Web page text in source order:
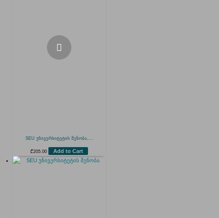
SEU უნივერსიტეტის შენობა,...
₾205.00 Add to Cart